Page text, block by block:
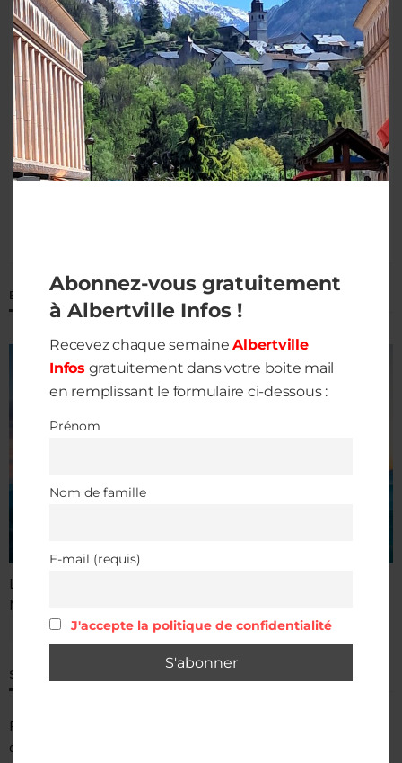
Save my name, email, and website in this browser for the next
ECOUTER M2S RADIO
Le son de ta Savoie
M2S
ÉCOUTER EN DIRECT
S’ABONNER À ALBERTVILLE INFOS
Pour recevoir chaque semaine
dans votre boite mail.
Abonnez-vous gratuitement
à Albertville Infos !
Recevez chaque semaineAlbertville
Infos gratuitement dans votre boite mail
en remplissant le formulaire ci-dessous :
Prénom
Nom de famille
E-mail (requis)
J'accepte la politique de confidentialité